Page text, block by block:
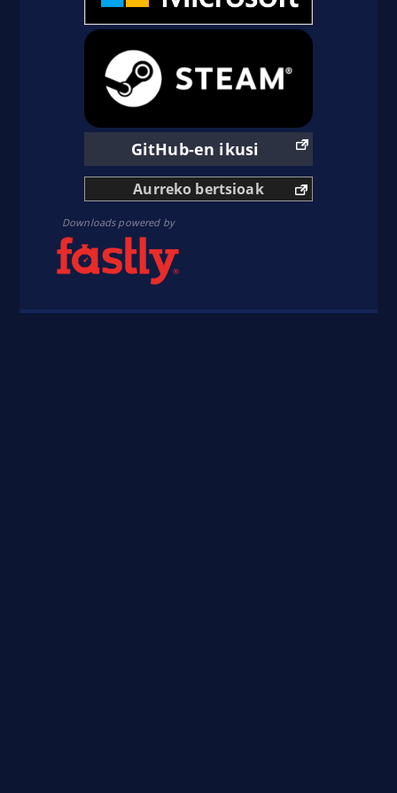
GitHub-en ikusi
Aurreko bertsioak
Downloads powered by
sudo apt-get update && sudo apt-get install obs-